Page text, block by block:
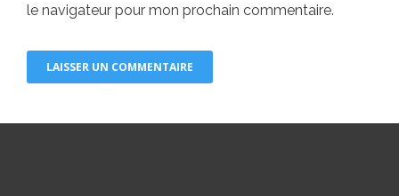
le navigateur pour mon prochain commentaire.